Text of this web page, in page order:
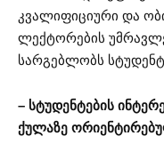
კვალიფიციური და
ლექტორების
სარგებლობს
– სტუდენტების
ქულაზე